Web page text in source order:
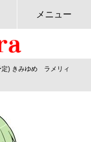
メニュー
定) きみゆめ ラメリィ